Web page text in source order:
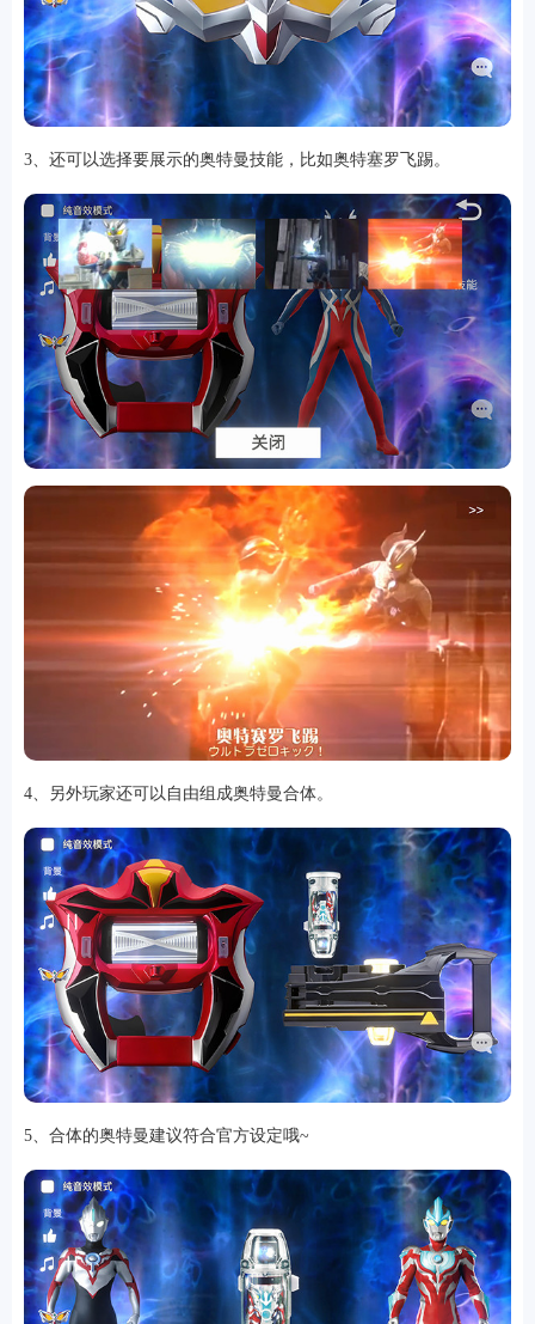
恋爱养成沙盒模组up主自制赛车竞速策略塔防动作射
冒险解谜 街机格斗模拟经营音乐游戏单机游戏 战争策略
系统工具影音播放游戏辅助摄影美颜 办公商务旅游出行金融理财娱乐
趣味新闻阅读 考试学习AI软件健康运动 地图导航 主题桌面
3、还可以选择要展示的奥特曼技能，比如奥特塞罗飞踢。
4、另外玩家还可以自由组成奥特曼合体。
5、合体的奥特曼建议符合官方设定哦~